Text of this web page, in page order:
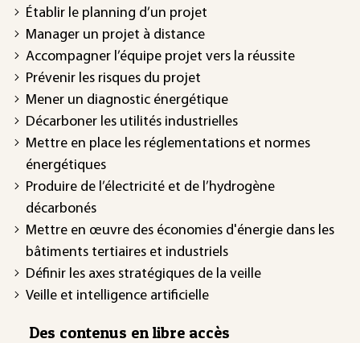
Établir le planning d’un projet
Manager un projet à distance
Accompagner l’équipe projet vers la réussite
Prévenir les risques du projet
Mener un diagnostic énergétique
Décarboner les utilités industrielles
Mettre en place les réglementations et normes
énergétiques
Produire de l’électricité et de l’hydrogène
décarbonés
Mettre en œuvre des économies d'énergie dans les
bâtiments tertiaires et industriels
Définir les axes stratégiques de la veille
Veille et intelligence artificielle
Des contenus en libre accès